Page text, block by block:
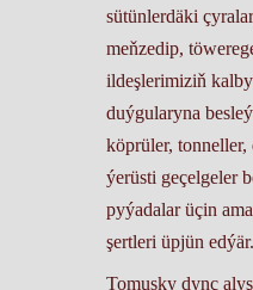
sütünlerdäki
meňzedip,
ildeşlerimiziň
duýgularyna
köprüler,
ýerüsti geçelgeler
pyýadalar üçin
şertleri üpjün edýär.
Tomusky dynç